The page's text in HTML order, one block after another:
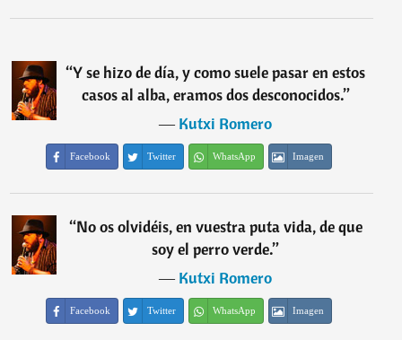
“Y se hizo de día, y como suele pasar en estos
casos al alba, eramos dos desconocidos.”
―Kutxi Romero
Facebook Twitter WhatsApp Imagen
“No os olvidéis, en vuestra puta vida, de que
soy el perro verde.”
―Kutxi Romero
Facebook Twitter WhatsApp Imagen